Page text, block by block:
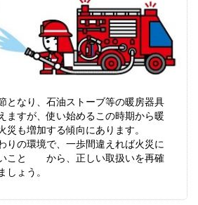
となり、石油ストーブ等の暖房器具
ますが、使い始めるこの時期から暖
災も増加する傾向にあります。
りの環境で、一歩間違えれば火災に
こと から、正しい取扱いを再確
ょう。